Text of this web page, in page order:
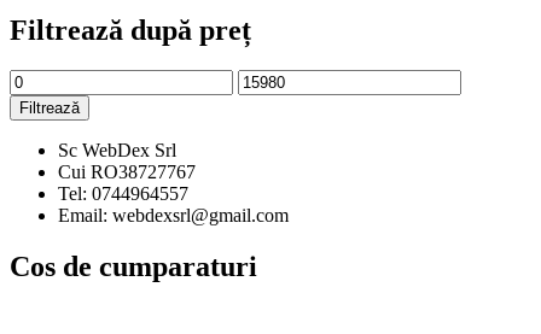
Filtrează după preț
Preț
minim
Preț
maxim
Filtrează
Sc WebDex Srl
Cui RO38727767
Tel: 0744964557
Email: webdexsrl@gmail.com
Cos de cumparaturi